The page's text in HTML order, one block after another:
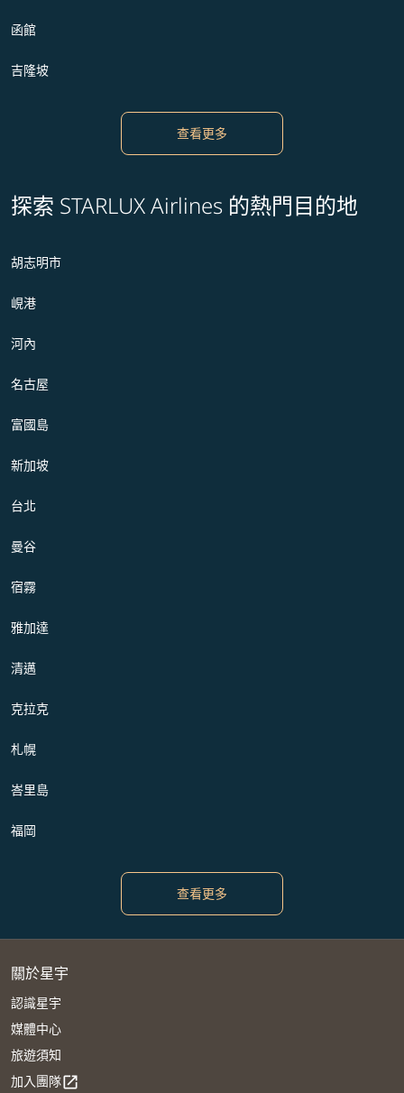
函館
吉隆坡
查看更多
探索 STARLUX Airlines 的熱門目的地
胡志明市
峴港
河內
名古屋
富國島
新加坡
台北
曼谷
宿霧
雅加達
清邁
克拉克
札幌
峇里島
福岡
查看更多
關於星宇
認識星宇
媒體中心
旅遊須知
加入團隊open_in_new